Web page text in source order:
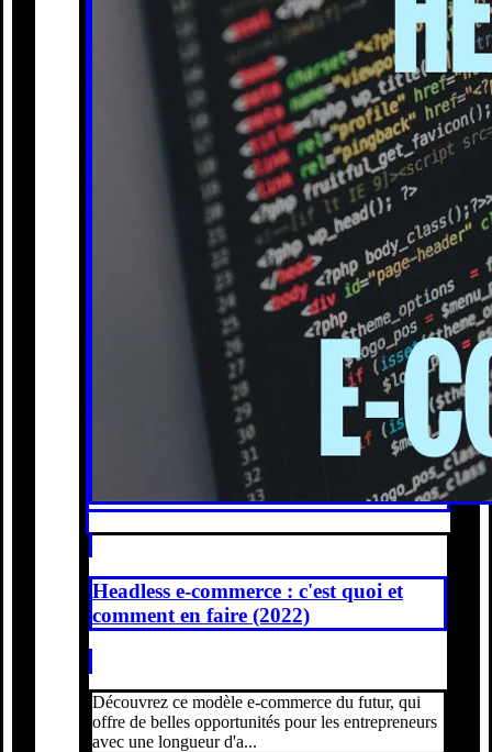
Headless e-commerce : c'est quoi et
comment en faire (2022)
Découvrez ce modèle e-commerce du futur, qui
offre de belles opportunités pour les entrepreneurs
avec une longueur d'a...